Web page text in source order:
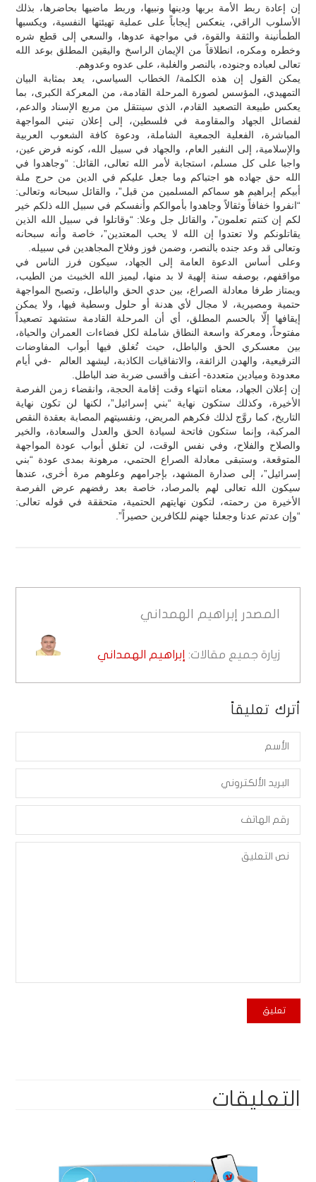
إن إعادة ربط الأمة بربها ودينها ونبيها، وربط ماضيها بحاضرها، بذلك
الأسلوب الراقي، ينعكس إيجاباً على عملية تهيئتها النفسية، ويكسبها
الطمأنينة والثقة والقوة، في مواجهة عدوها، والسعي إلى قطع شره
وخطره ومكره، انطلاقاً من الإيمان الراسخ واليقين المطلق بوعد الله
تعالى لعباده وجنوده، بالنصر والغلبة، على عدوه وعدوهم.
يمكن القول إن هذه الكلمة/ الخطاب السياسي، يعد بمثابة البيان
التمهيدي، المؤسس لصورة المرحلة القادمة، من المعركة الكبرى، بما
يعكس طبيعة التصعيد القادم، الذي سينتقل من مربع الإسناد والدعم،
لفصائل الجهاد والمقاومة في فلسطين، إلى إعلان تبني المواجهة
المباشرة، الفعلية الجمعية الشاملة، ودعوة كافة الشعوب العربية
والإسلامية، إلى النفير العام، والجهاد في سبيل الله، كونه فرض عين،
واجبا على كل مسلم، استجابة لأمر الله تعالى، القائل: “وجاهدوا في
الله حق جهاده هو اجتباكم وما جعل عليكم في الدين من حرج ملة
أبيكم إبراهيم هو سماكم المسلمين من قبل”، والقائل سبحانه وتعالى:
“انفروا خفافاً وثقالاً وجاهدوا بأموالكم وأنفسكم في سبيل الله ذلكم خير
لكم إن كنتم تعلمون”، والقائل جل وعلا: “وقاتلوا في سبيل الله الذين
يقاتلونكم ولا تعتدوا إن الله لا يحب المعتدين”، خاصة وأنه سبحانه
وتعالى قد وعد جنده بالنصر، وضمن فوز وفلاح المجاهدين في سبيله.
وعلى أساس الدعوة العامة إلى الجهاد، سيكون فرز الناس في
مواقفهم، بوصفه سنة إلهية لا بد منها، ليميز الله الخبيث من الطيب،
ويمتاز طرفا معادلة الصراع، بين حدي الحق والباطل، وتصبح المواجهة
حتمية ومصيرية، لا مجال لأي هدنة أو حلول وسطية فيها، ولا يمكن
إيقافها إلّا بالحسم المطلق، أي أن المرحلة القادمة ستشهد تصعيداً
مفتوحاً، ومعركة واسعة النطاق شاملة لكل فضاءات العمران والحياة،
بين معسكري الحق والباطل، حيث تُغلق فيها أبواب المفاوضات
الترقيعية، والهدن الزائفة، والاتفاقيات الكاذبة، ليشهد العالم -في أيام
معدودة وميادين متعددة- أعنف وأقسى ضربة ضد الباطل.
إن إعلان الجهاد، معناه انتهاء وقت إقامة الحجة، وانقضاء زمن الفرصة
الأخيرة، وكذلك ستكون نهاية “بني إسرائيل”، لكنها لن تكون نهاية
التاريخ، كما روَّج لذلك فكرهم المريض، ونفسيتهم المصابة بعقدة النقص
المركبة، وإنما ستكون فاتحة لسيادة الحق والعدل والسعادة، والخير
والصلاح والفلاح، وفي نفس الوقت، لن تغلق أبواب عودة المواجهة
المتوقعة، وستبقى معادلة الصراع الحتمي، مرهونة بمدى عودة “بني
إسرائيل”، إلى صدارة المشهد، بإجرامهم وعلوهم مرة أخرى، عندها
سيكون الله تعالى لهم بالمرصاد، خاصة بعد رفضهم عرض الفرصة
الأخيرة من رحمته، لتكون نهايتهم الحتمية، متحققة في قوله تعالى:
“وإن عدتم عدنا وجعلنا جهنم للكافرين حصيراً”.
المصدر إبراهيم الهمداني
زيارة جميع مقالات: إبراهيم الهمداني
أترك تعليقاً
التعليقات